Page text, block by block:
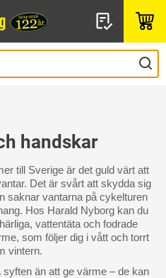
handskar
till Sverige är det guld värt att
Det är svårt att skydda sig
saknar vantarna på cykelturen
Hos Harald Nyborg kan du
vattentäta och fodrade
som följer dig i vått och torrt
vintern.
än att ge värme – de kan